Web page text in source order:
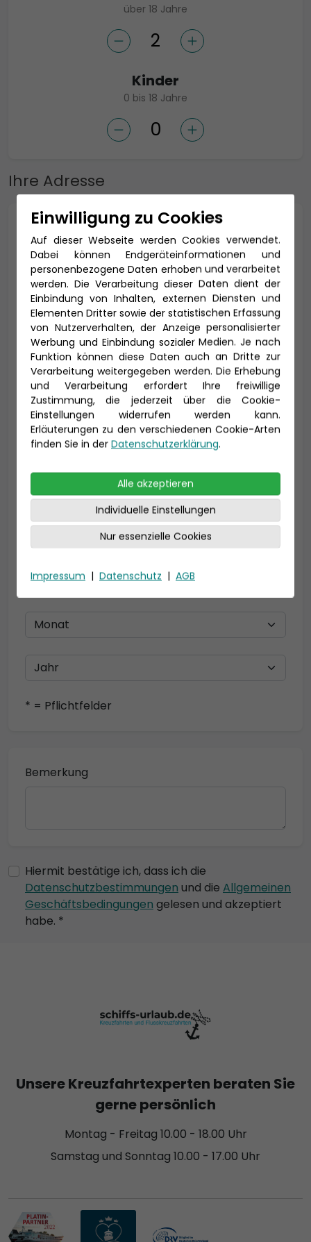
über 18 Jahre
Kinder
0 bis 18 Jahre
Ihre Adresse
Anrede *
Titel
Vorname * Nachname *
E-Mail *
Telefon *
* = Pflichtfelder
Bemerkung
Hiermit bestätige ich, dass ich die
Datenschutzbestimmungen und die Allgemeinen
Geschäftsbedingungen gelesen und akzeptiert
habe. *
Einwilligung zu Cookies
Auf dieser Webseite werden Cookies verwendet.
Dabei können Endgeräteinformationen und
personenbezogene Daten erhoben und verarbeitet
werden. Die Verarbeitung dieser Daten dient der
Einbindung von Inhalten, externen Diensten und
Elementen Dritter sowie der statistischen Erfassung
von Nutzerverhalten, der Anzeige personalisierter
Werbung und Einbindung sozialer Medien. Je nach
Funktion können diese Daten auch an Dritte zur
Verarbeitung weitergegeben werden. Die Erhebung
und Verarbeitung erfordert Ihre freiwillige
Zustimmung, die jederzeit über die Cookie-
Einstellungen widerrufen werden kann.
Erläuterungen zu den verschiedenen Cookie-Arten
finden Sie in der Datenschutzerklärung.
Alle akzeptieren
Individuelle Einstellungen
Nur essenzielle Cookies
Impressum | Datenschutz | AGB
Unsere Kreuzfahrtexperten beraten Sie
gerne persönlich
Montag - Freitag 10.00 - 18.00 Uhr
Samstag und Sonntag 10.00 - 17.00 Uhr